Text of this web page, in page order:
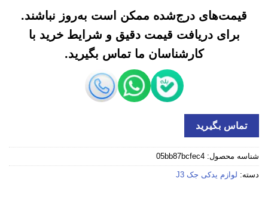
قیمت‌های درج‌شده ممکن است به‌روز نباشند.
برای دریافت قیمت دقیق و شرایط خرید با
کارشناسان ما تماس بگیرید.
تماس بگیرید
شناسه محصول: 05bb87bcfec4
دسته: لوازم یدکی جک J3